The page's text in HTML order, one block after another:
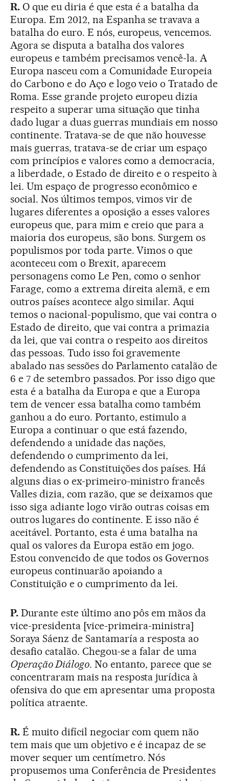
R. O que eu diria é que esta é a batalha da
Europa. Em 2012, na Espanha se travava a
batalha do euro. E nós, europeus, vencemos.
Agora se disputa a batalha dos valores
europeus e também precisamos vencê-la. A
Europa nasceu com a Comunidade Europeia
do Carbono e do Aço e logo veio o Tratado de
Roma. Esse grande projeto europeu dizia
respeito a superar uma situação que tinha
dado lugar a duas guerras mundiais em nosso
continente. Tratava-se de que não houvesse
mais guerras, tratava-se de criar um espaço
com princípios e valores como a democracia,
a liberdade, o Estado de direito e o respeito à
lei. Um espaço de progresso econômico e
social. Nos últimos tempos, vimos vir de
lugares diferentes a oposição a esses valores
europeus que, para mim e creio que para a
maioria dos europeus, são bons. Surgem os
populismos por toda parte. Vimos o que
aconteceu com o Brexit, aparecem
personagens como Le Pen, como o senhor
Farage, como a extrema direita alemã, e em
outros países acontece algo similar. Aqui
temos o nacional-populismo, que vai contra o
Estado de direito, que vai contra a primazia
da lei, que vai contra o respeito aos direitos
das pessoas. Tudo isso foi gravemente
abalado nas sessões do Parlamento catalão de
6 e 7 de setembro passados. Por isso digo que
esta é a batalha da Europa e que a Europa
tem de vencer essa batalha como também
ganhou a do euro. Portanto, estimulo a
Europa a continuar o que está fazendo,
defendendo a unidade das nações,
defendendo o cumprimento da lei,
defendendo as Constituições dos países. Há
alguns dias o ex-primeiro-ministro francês
Valles dizia, com razão, que se deixamos que
isso siga adiante logo virão outras coisas em
outros lugares do continente. E isso não é
aceitável. Portanto, esta é uma batalha na
qual os valores da Europa estão em jogo.
Estou convencido de que todos os Governos
europeus continuarão apoiando a
Constituição e o cumprimento da lei.
P.Durante este último ano pôs em mãos da
vice-presidenta [vice-primeira-ministra]
Soraya Sáenz de Santamaría a resposta ao
desafio catalão. Chegou-se a falar de uma
Operação Diálogo. No entanto, parece que se
concentraram mais na resposta jurídica à
ofensiva do que em apresentar uma proposta
política atraente.
R.É muito difícil negociar com quem não
tem mais que um objetivo e é incapaz de se
mover sequer um centímetro. Nós
propusemos uma Conferência de Presidentes